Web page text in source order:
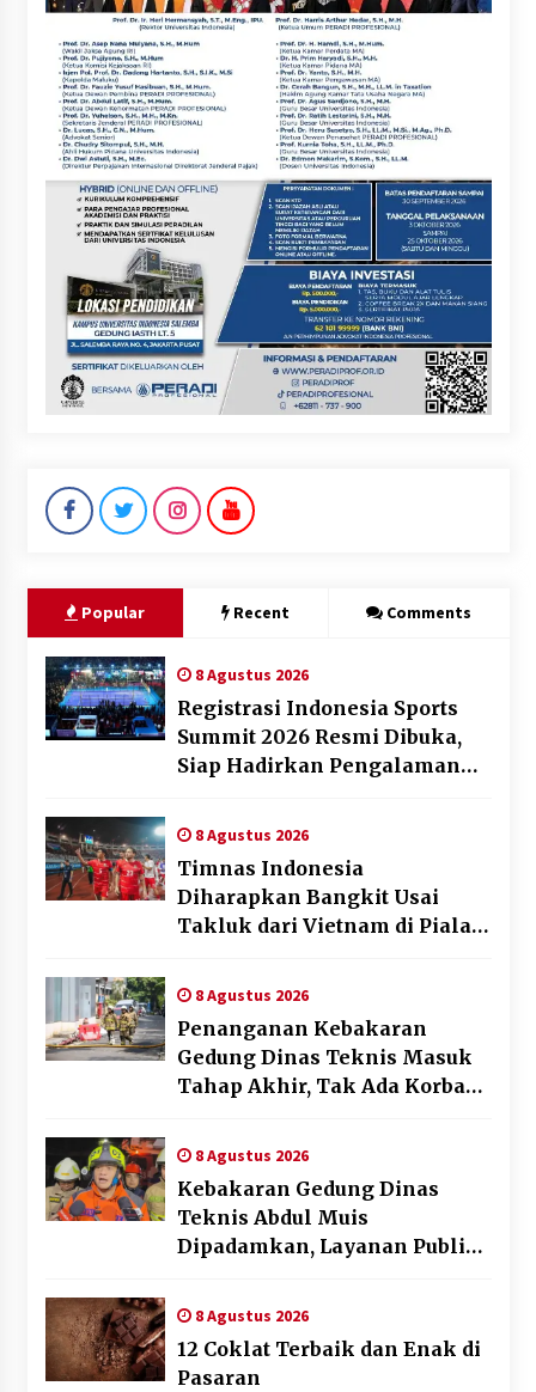
Popular Recent Comments
8 Agustus 2026
Registrasi Indonesia Sports
Summit 2026 Resmi Dibuka,
Siap Hadirkan Pengalaman
8 Agustus 2026
Timnas Indonesia
Diharapkan Bangkit Usai
Takluk dari Vietnam di Piala
8 Agustus 2026
Penanganan Kebakaran
Gedung Dinas Teknis Masuk
Tahap Akhir, Tak Ada Korban
8 Agustus 2026
Kebakaran Gedung Dinas
Teknis Abdul Muis
Dipadamkan, Layanan Publik
8 Agustus 2026
12 Coklat Terbaik dan Enak di
Pasaran